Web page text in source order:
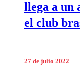
llega a un
el club
27 de julio 2022